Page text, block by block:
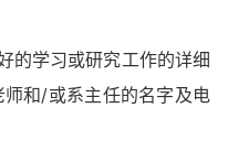
的学习或研究工作的详细
和/或系主任的名字及电